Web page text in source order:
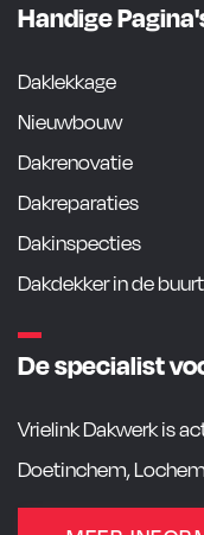
Handige
Daklekkage
Nieuwbouw
Dakrenovatie
Dakreparaties
Dakinspecties
Dakdekker in de buurt
De specialist
Vrielink Dakwerk is
Doetinchem,